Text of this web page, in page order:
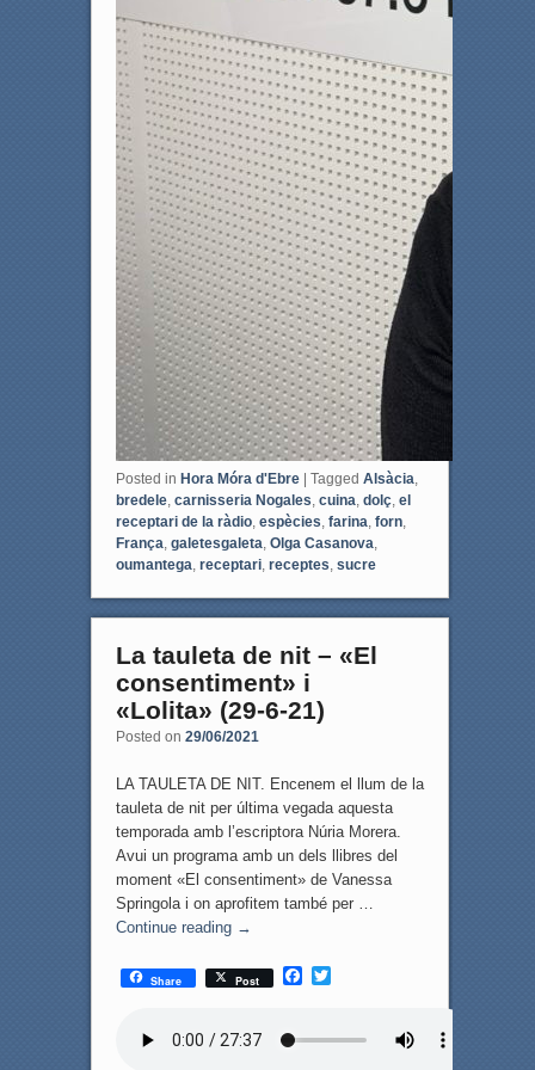
Posted in Hora Móra d'Ebre Tagged Alsàcia,
bredele, carnisseria Nogales, cuina, dolç, el
receptari de la ràdio, espècies, farina, forn,
França, galetesgaleta, Olga Casanova,
oumantega, receptari, receptes, sucre
La tauleta de nit – «El
consentiment» i
«Lolita» (29-6-21)
Posted on 29/06/2021
LA TAULETA DE NIT. Encenem el llum de la
tauleta de nit per última vegada aquesta
temporada amb l’escriptora Núria Morera.
Avui un programa amb un dels llibres del
moment «El consentiment» de Vanessa
Springola i on aprofitem també per …
Continue reading →
Share Post
F
T